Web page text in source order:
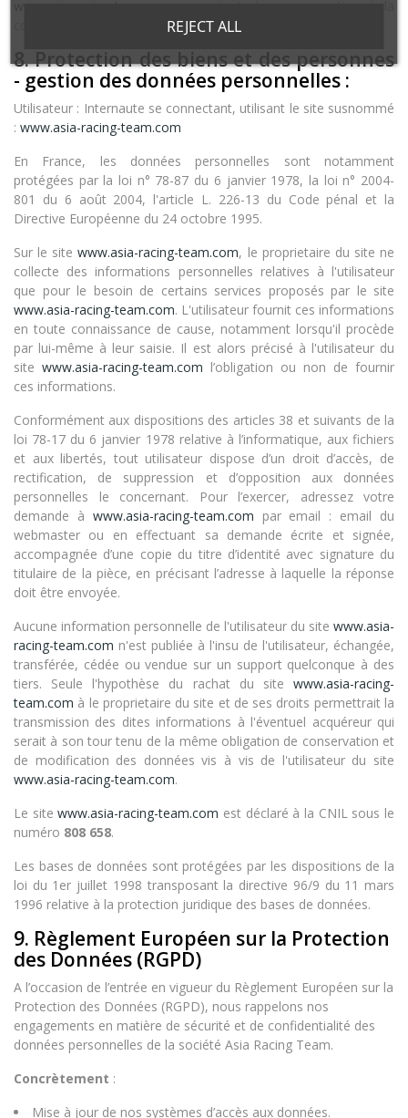
compétence exclusive des tribunaux Français en cas de litige.
8. Protection des biens et des personnes
- gestion des données personnelles :
Utilisateur : Internaute se connectant, utilisant le site susnommé
: www.asia-racing-team.com
En France, les données personnelles sont notamment
protégées par la loi n° 78-87 du 6 janvier 1978, la loi n° 2004-
801 du 6 août 2004, l'article L. 226-13 du Code pénal et la
Directive Européenne du 24 octobre 1995.
Sur le sitewww.asia-racing-team.com, le proprietaire du site ne
collecte des informations personnelles relatives à l'utilisateur
que pour le besoin de certains services proposés par le site
www.asia-racing-team.com. L'utilisateur fournit ces informations
en toute connaissance de cause, notamment lorsqu'il procède
par lui-même à leur saisie. Il est alors précisé à l'utilisateur du
site www.asia-racing-team.com l’obligation ou non de fournir
ces informations.
Conformément aux dispositions des articles 38 et suivants de la
loi 78-17 du 6 janvier 1978 relative à l’informatique, aux fichiers
et aux libertés, tout utilisateur dispose d’un droit d’accès, de
rectification, de suppression et d’opposition aux données
personnelles le concernant. Pour l’exercer, adressez votre
demande à www.asia-racing-team.com par email : email du
webmaster ou en effectuant sa demande écrite et signée,
accompagnée d’une copie du titre d’identité avec signature du
titulaire de la pièce, en précisant l’adresse à laquelle la réponse
doit être envoyée.
Aucune information personnelle de l'utilisateur du site www.asia-
racing-team.com n'est publiée à l'insu de l'utilisateur, échangée,
transférée, cédée ou vendue sur un support quelconque à des
tiers. Seule l'hypothèse du rachat du site www.asia-racing-
team.com à le proprietaire du site et de ses droits permettrait la
transmission des dites informations à l'éventuel acquéreur qui
serait à son tour tenu de la même obligation de conservation et
de modification des données vis à vis de l'utilisateur du site
www.asia-racing-team.com.
Le sitewww.asia-racing-team.com est déclaré à la CNIL sous le
numéro 808 658.
Les bases de données sont protégées par les dispositions de la
loi du 1er juillet 1998 transposant la directive 96/9 du 11 mars
1996 relative à la protection juridique des bases de données.
9. Règlement Européen sur la Protection
des Données (RGPD)
A l’occasion de l’entrée en vigueur du Règlement Européen sur la
Protection des Données (RGPD), nous rappelons nos
engagements en matière de sécurité et de confidentialité des
données personnelles de la société Asia Racing Team.
Concrètement :
Mise à jour de nos systèmes d’accès aux données.
REJECT ALL